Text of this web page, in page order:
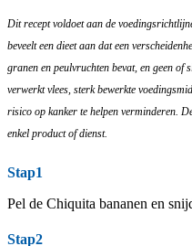
Dit recept voldoet aan de
beveelt een dieet aan dat een
granen en peulvruchten bevat, en geen of
verwerkt vlees, sterk bewerkte
risico op kanker te helpen verminderen.
enkel product of dienst.
Stap1
Pel de Chiquita bananen en
Stap2